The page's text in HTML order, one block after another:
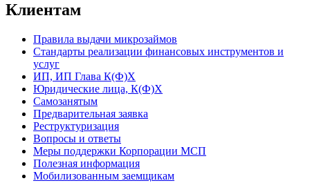
Клиентам
Правила выдачи микрозаймов
Стандарты реализации финансовых инструментов и
услуг
ИП, ИП Глава К(Ф)Х
Юридические лица, К(Ф)Х
Самозанятым
Предварительная заявка
Реструктуризация
Вопросы и ответы
Меры поддержки Корпорации МСП
Полезная информация
Мобилизованным заемщикам